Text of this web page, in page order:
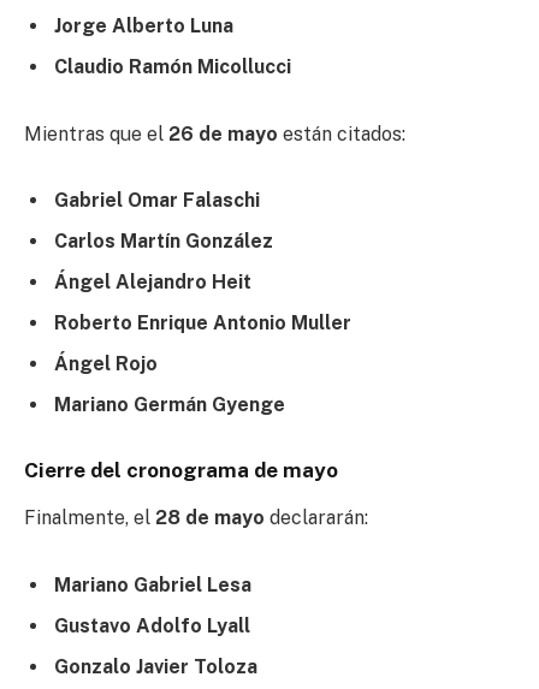
Jorge Alberto Luna
Claudio Ramón Micollucci
Mientras que el 26 de mayo están citados:
Gabriel Omar Falaschi
Carlos Martín González
Ángel Alejandro Heit
Roberto Enrique Antonio Muller
Ángel Rojo
Mariano Germán Gyenge
Cierre del cronograma de mayo
Finalmente, el 28 de mayo declararán:
Mariano Gabriel Lesa
Gustavo Adolfo Lyall
Gonzalo Javier Toloza